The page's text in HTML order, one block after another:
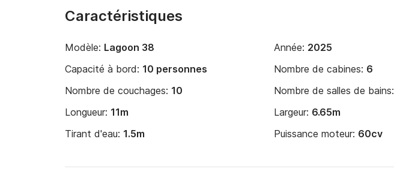
Caractéristiques
Modèle: Lagoon 38 Année: 2025
Capacité à bord: 10 personnes Nombre de cabines: 6
Nombre de couchages: 10 Nombre de salles de bains:
Longueur: 11m Largeur: 6.65m
Tirant d'eau: 1.5m Puissance moteur: 60cv